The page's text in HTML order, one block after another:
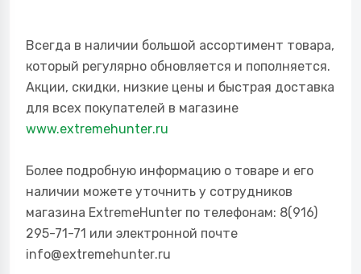
Всегда в наличии большой ассортимент товара,
который регулярно обновляется и пополняется.
Акции, скидки, низкие цены и быстрая доставка
для всех покупателей в магазине
www.extremehunter.ru
Более подробную информацию о товаре и его
наличии можете уточнить у сотрудников
магазина ExtremeHunter по телефонам: 8(916)
295-71-71 или электронной почте
info@extremehunter.ru